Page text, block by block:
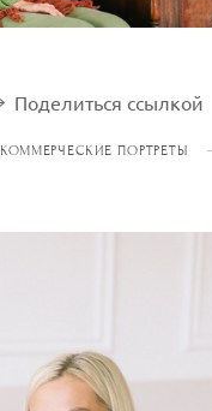
Поделиться ссылкой
КОММЕРЧЕСКИЕ ПОРТРЕТЫ